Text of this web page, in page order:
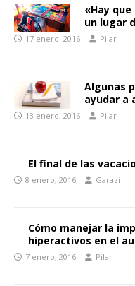
«Hay
un lugar
17 enero, 2016 Pilar
Algunas
ayudar a
13 enero, 2016 Pilar
El final de las
8 enero, 2016 Garazi
Cómo manejar la
hiperactivos en el
7 enero, 2016 Pilar